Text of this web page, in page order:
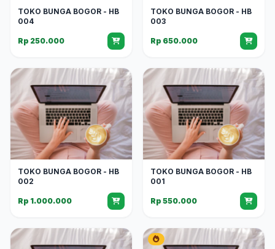
TOKO BUNGA BOGOR - HB
004
Rp 250.000
TOKO BUNGA BOGOR - HB
003
Rp 650.000
TOKO BUNGA BOGOR - HB
002
Rp 1.000.000
TOKO BUNGA BOGOR - HB
001
Rp 550.000